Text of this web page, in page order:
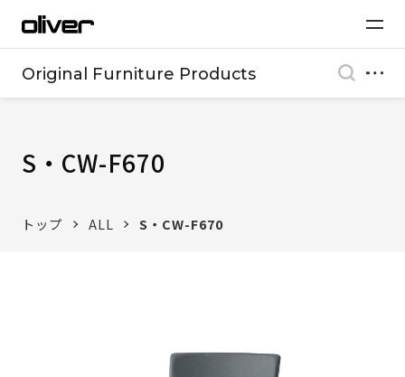
Original Furniture Products
S・CW-F670
トップ ALL S・CW-F670